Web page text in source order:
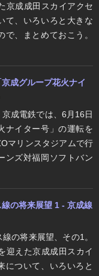
京成成田スカイアクセ
て、いろいろと大きな
、まとめておこう。
成グループ花火ナイ
成電鉄では、6月16日
ナイター号」の運転を
マリンスタジアムで行
ンズ対福岡ソフトバン
の将来展望 1 - 京成線
の将来展望、その1。
迎えた京成成田スカイ
について、いろいろと